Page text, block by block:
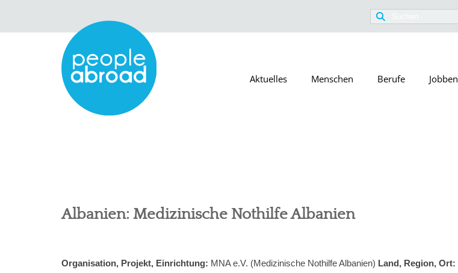
Suchen
nach:
Aktuelles Menschen Berufe Jobben
Albanien: Medizinische Nothilfe Albanien
Organisation, Projekt, Einrichtung: MNA e.V. (Medizinische Nothilfe Albanien) Land, Region, Ort: